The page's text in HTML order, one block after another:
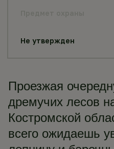
Не утвержден
Проезжая
дремучих лесов
Костромской
всего ожидаешь